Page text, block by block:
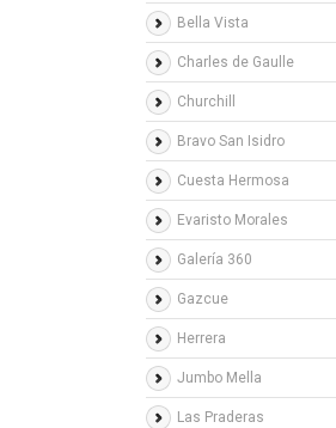
Bella Vista
Charles de Gaulle
Churchill
Bravo San Isidro
Cuesta Hermosa
Evaristo Morales
Galería 360
Gazcue
Herrera
Jumbo Mella
Las Praderas